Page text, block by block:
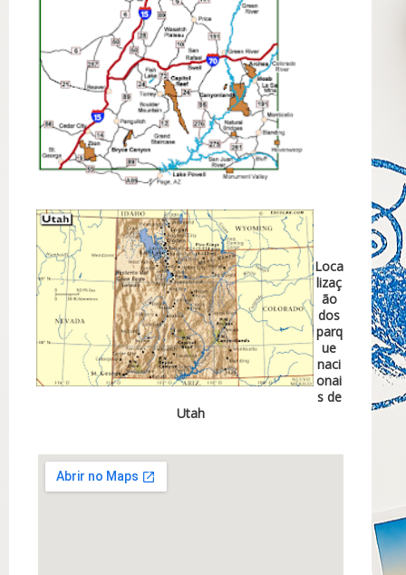
Loca
lizaç
ão
dos
parq
ue
naci
onai
s de
Utah